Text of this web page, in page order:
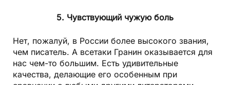
5. Чувствующий чужую боль
Нет, пожалуй, в России более высокого звания,
чем писатель. А все­таки Гранин оказывается для
нас чем­-то большим. Есть удивительные
качества, делающие его особенным при